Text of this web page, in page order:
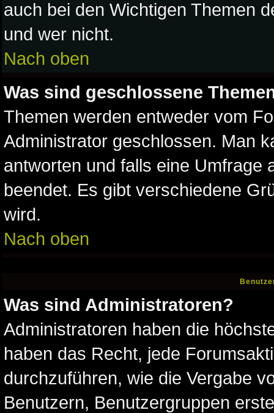
auch bei den Wichtigen Themen
und wer nicht.
Nach oben
Was sind geschlossene
Themen werden entweder vom
Administrator geschlossen. Man
antworten und falls eine Umfrage
beendet. Es gibt verschiedene
wird.
Nach oben
Was sind Administratoren?
Administratoren haben die
haben das Recht, jede
durchzuführen, wie die Vergabe
Benutzern, Benutzergruppen